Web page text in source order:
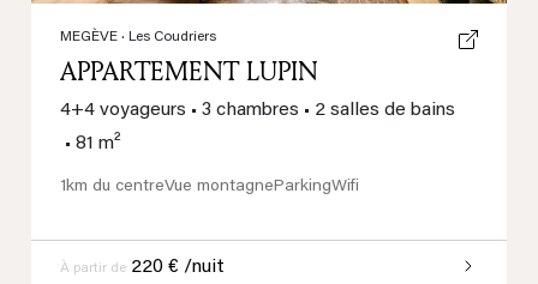
MEGÈVE · Les Coudriers
APPARTEMENT LUPIN
4+4 voyageurs • 3 chambres • 2 salles de bains
• 81 m²
1km du centreVue montagneParkingWifi
À partir de 220 € /nuit